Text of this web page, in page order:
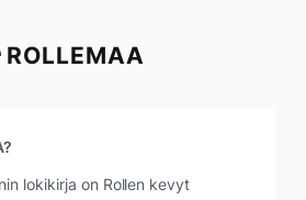
ROLLEMAA
lokikirja on Rollen kevyt